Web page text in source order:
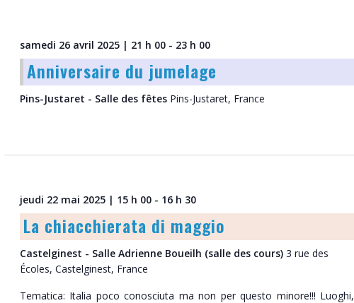
samedi 26 avril 2025 | 21 h 00- 23 h 00
Anniversaire du jumelage
Pins-Justaret - Salle des fêtes Pins-Justaret, France
jeudi 22 mai 2025 | 15 h 00- 16 h 30
La chiacchierata di maggio
Castelginest - Salle Adrienne Boueilh (salle des cours) 3 rue des
Écoles, Castelginest, France
Tematica: Italia poco conosciuta ma non per questo minore!!! Luoghi,